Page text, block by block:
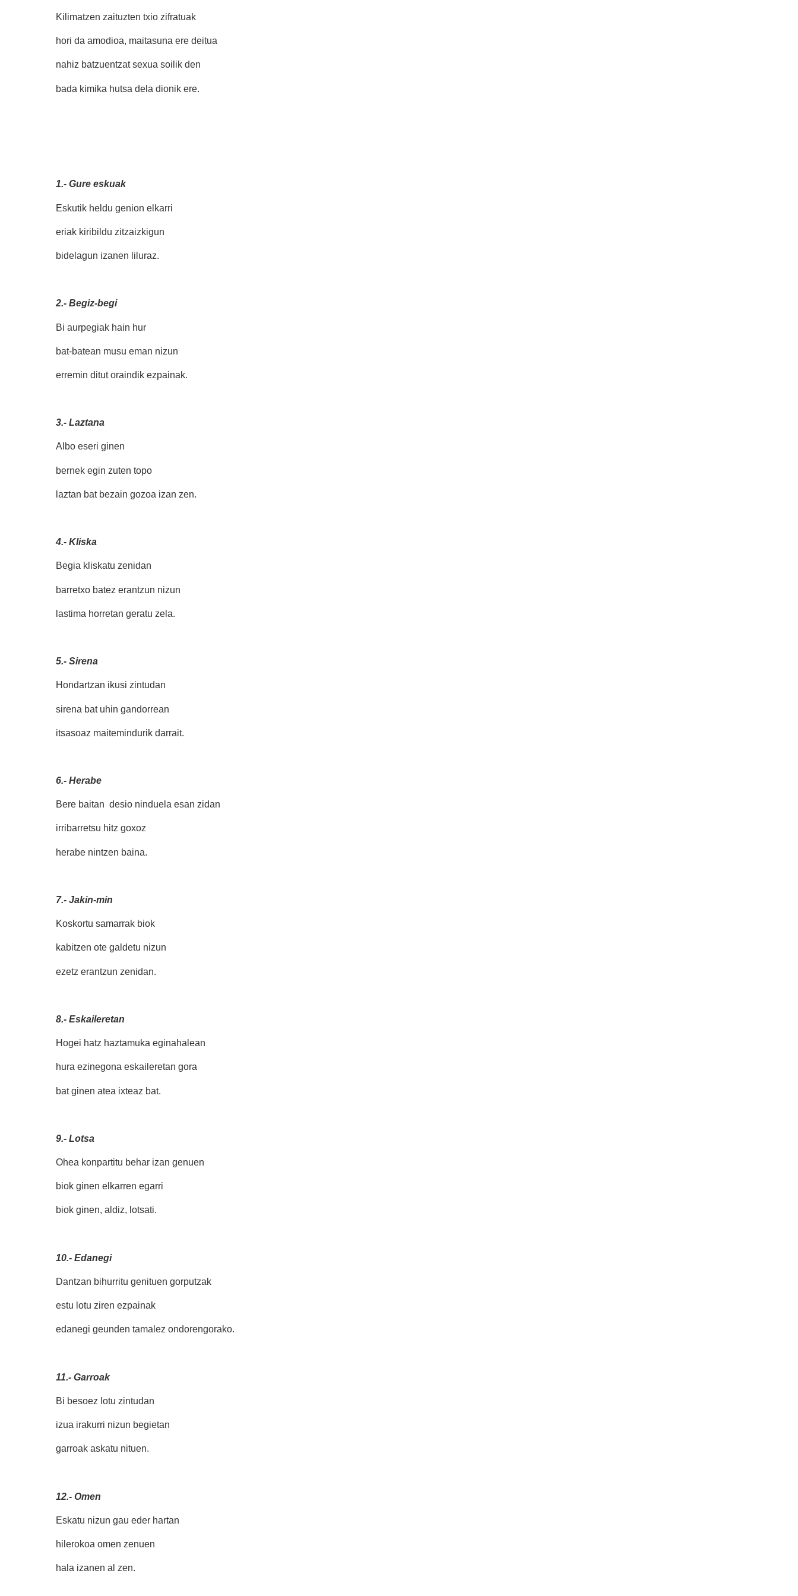
Kilimatzen zaituzten txio zifratuak
hori da amodioa, maitasuna ere deitua
nahiz batzuentzat sexua soilik den
bada kimika hutsa dela dionik ere.
1.- Gure eskuak
Eskutik heldu genion elkarri
eriak kiribildu zitzaizkigun
bidelagun izanen liluraz.
2.- Begiz-begi
Bi aurpegiak hain hur
bat-batean musu eman nizun
erremin ditut oraindik ezpainak.
3.- Laztana
Albo eseri ginen
bernek egin zuten topo
laztan bat bezain gozoa izan zen.
4.- Kliska
Begia kliskatu zenidan
barretxo batez erantzun nizun
lastima horretan geratu zela.
5.- Sirena
Hondartzan ikusi zintudan
sirena bat uhin gandorrean
itsasoaz maitemindurik darrait.
6.- Herabe
Bere baitan desio ninduela esan zidan
irribarretsu hitz goxoz
herabe nintzen baina.
7.- Jakin-min
Koskortu samarrak biok
kabitzen ote galdetu nizun
ezetz erantzun zenidan.
8.- Eskaileretan
Hogei hatz haztamuka eginahalean
hura ezinegona eskaileretan gora
bat ginen atea ixteaz bat.
9.- Lotsa
Ohea konpartitu behar izan genuen
biok ginen elkarren egarri
biok ginen, aldiz, lotsati.
10.- Edanegi
Dantzan bihurritu genituen gorputzak
estu lotu ziren ezpainak
edanegi geunden tamalez ondorengorako.
11.- Garroak
Bi besoez lotu zintudan
izua irakurri nizun begietan
garroak askatu nituen.
12.- Omen
Eskatu nizun gau eder hartan
hilerokoa omen zenuen
hala izanen al zen.